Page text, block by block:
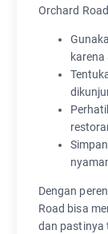
Orchard
Dengan
Road bisa
dan pastinya